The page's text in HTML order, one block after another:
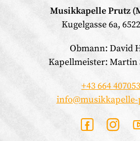
Musikkapelle Prutz
Kugelgasse 6a,
Obmann: David
Kapellmeister: Martin
+43 664